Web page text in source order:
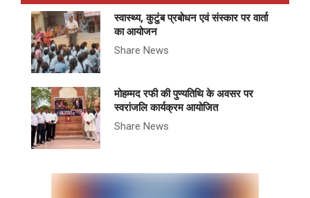
स्वास्थ्य, कुटुंब प्रबोधन एवं संस्कार पर वार्ता
का आयोजन
Share News
मोहम्मद रफी की पुण्यतिथि के अवसर पर
स्वरांजलि कार्यक्रम आयोजित
Share News